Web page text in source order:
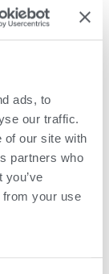
ads, to
our traffic.
of our site with
partners who
from your use
por calor.
superficie
en
de
múltiples
al éxito